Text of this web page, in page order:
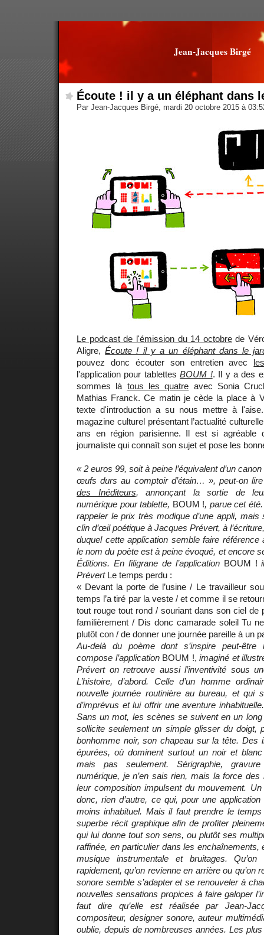
Jean-Jacques Birgé
Écoute ! il y a un éléphant dans
Par Jean-Jacques Birgé, mardi 20 octobre 2015 à
Le podcast de l'émission du 14 octobrede
Aligre,Écoute ! il y a un éléphant dans le
pouvez donc écouter son entretien avec
l'application pour tablettesBOUM !. Il y a des
sommes là tous les quatre avec Sonia
Mathias Franck. Ce matin je cède la place à
texte d'introduction a su nous mettre à
magazine culturel présentant l’actualité
ans en région parisienne. Il est si agréable
journaliste qui connaît son sujet et pose les
« 2 euros 99, soit à peine l’équivalent d’un
œufs durs au comptoir d’étain… », peut-on
des Inéditeurs, annonçant la sortie de
numérique pour tablette, BOUM !, parue cet
rappeler le prix très modique d’une appli,
clin d’œil poétique à Jacques Prévert, à
duquel cette application semble faire
le nom du poète est à peine évoqué, et encore
Éditions. En filigrane de l’application BOUM !
Prévert Le temps perdu :
« Devant la porte de l’usine / Le travailleur
temps l’a tiré par la veste / et comme il se
tout rouge tout rond / souriant dans son ciel de
familièrement / Dis donc camarade soleil Tu
plutôt con / de donner une journée pareille à un
Au-delà du poème dont s’inspire peut-
compose l’applicationBOUM !, imaginé et
Prévert on retrouve aussi l’inventivité sous
L’histoire, d’abord. Celle d’un homme
nouvelle journée routinière au bureau, et qui
d’imprévus et lui offrir une aventure
Sans un mot, les scènes se suivent en un long
sollicite seulement un simple glisser du doigt,
bonhomme noir, son chapeau sur la tête. Des
épurées, où dominent surtout un noir et
mais pas seulement. Sérigraphie,
numérique, je n’en sais rien, mais la force
leur composition impulsent du mouvement.
donc, rien d’autre, ce qui, pour une
moins inhabituel. Mais il faut prendre le
superbe récit graphique afin de profiter
qui lui donne tout son sens, ou plutôt ses
raffinée, en particulier dans les enchaînements,
musique instrumentale et bruitages.
rapidement, qu’on revienne en arrière ou qu’on
sonore semble s’adapter et se renouveler à
nouvelles sensations propices à faire galoper
faut dire qu’elle est réalisée par Jean-
compositeur, designer sonore, auteur
oublie, depuis de nombreuses années. Les